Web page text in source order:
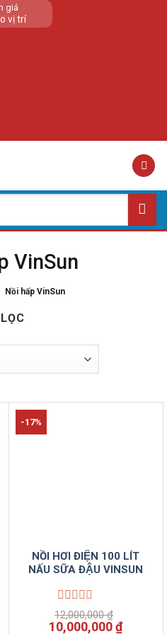
giá
vị trí
VinSun
Nồi hấp VinSun
LỌC
-17%
NỒI HƠI ĐIỆN 100 LÍT
NẤU SỮA ĐẬU VINSUN
Được
xếp
12,000,000₫
Giá
10,000,000₫Giá